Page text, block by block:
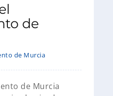
de
de Murcia
de Murcia